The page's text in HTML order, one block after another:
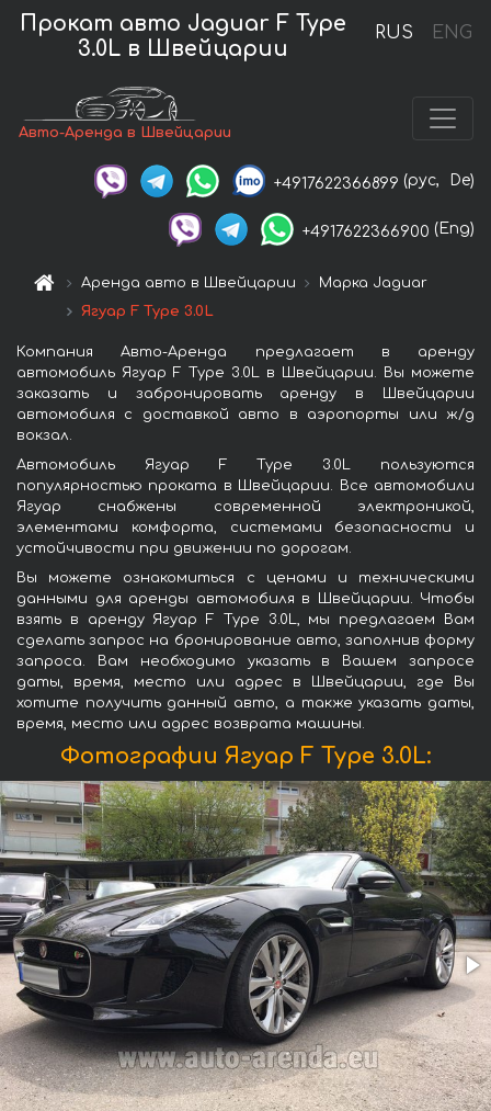
RUS ENG
Прокат авто Jaguar F Type
3.0L в Швейцарии
Авто-Аренда в Швейцарии
+4917622366899 (рус, De)
+4917622366900 (Eng)
Аренда авто в Швейцарии
Марка Jaguar
Ягуар F Type 3.0L
Компания Авто-Аренда предлагает в аренду
автомобиль Ягуар F Type 3.0L в Швейцарии. Вы можете
заказать и забронировать аренду в Швейцарии
автомобиля с доставкой авто в аэропорты или ж/д
вокзал.
Автомобиль Ягуар F Type 3.0L пользуются
популярностью проката в Швейцарии. Все автомобили
Ягуар снабжены современной электроникой,
элементами комфорта, системами безопасности и
устойчивости при движении по дорогам.
Вы можете ознакомиться с ценами и техническими
данными для аренды автомобиля в Швейцарии. Чтобы
взять в аренду Ягуар F Type 3.0L, мы предлагаем Вам
сделать запрос на бронирование авто, заполнив форму
запроса. Вам необходимо указать в Вашем запросе
даты, время, место или адрес в Швейцарии, где Вы
хотите получить данный авто, а также указать даты,
время, место или адрес возврата машины.
Фотографии Ягуар F Type 3.0L: